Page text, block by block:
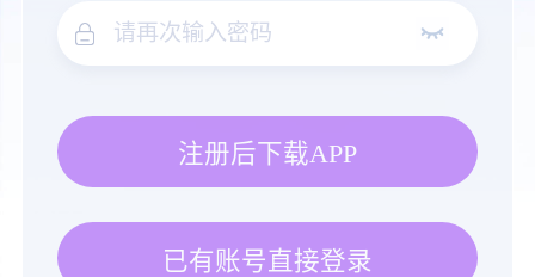
注册后下载APP
已有账号直接登录